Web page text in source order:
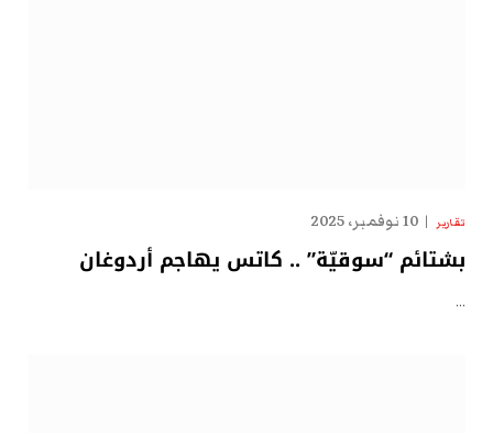
تقارير 10 نوفمبر، 2025
بشتائم “سوقيّة” .. كاتس يهاجم أردوغان
…